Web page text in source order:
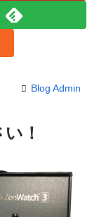
Blog Admin
！